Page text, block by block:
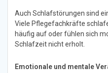
Auch Schlafstörungen sind
Viele Pflegefachkräfte
häufig auf oder fühlen sich
Schlafzeit nicht erholt.
Emotionale und mentale